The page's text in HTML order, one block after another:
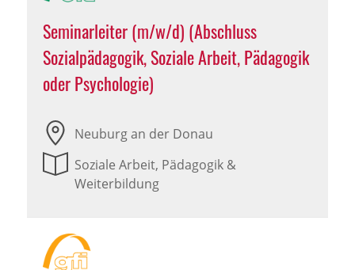
Seminarleiter (m/w/d) (Abschluss
Sozialpädagogik, Soziale Arbeit, Pädagogik
oder Psychologie)
Neuburg an der Donau
Soziale Arbeit, Pädagogik &
Weiterbildung